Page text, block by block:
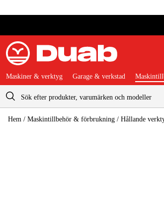
Varukorg
Maskiner & verktyg Garage & verkstad
Hem / Maskintillbehör & förbrukning / Hållande